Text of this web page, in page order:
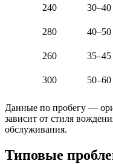
240
280
260
300
Данные по пробегу —
зависит от стиля
обслуживания.
Типовые